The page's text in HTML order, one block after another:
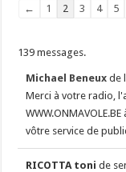
Navigation
liste
du
livre
d’or
← 1 2 3 4 5
139 messages.
Michael Beneux de
Merci à votre radio,
vôtre service de
RICOTTA tonide